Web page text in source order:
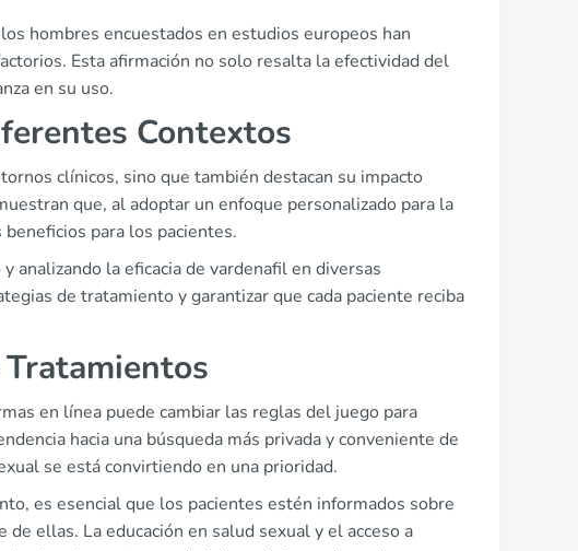
hombres encuestados en estudios europeos han
Esta afirmación no solo resalta la efectividad del
en su uso.
Contextos
clínicos, sino que también destacan su impacto
que, al adoptar un enfoque personalizado para la
para los pacientes.
analizando la eficacia de vardenafil en diversas
de tratamiento y garantizar que cada paciente reciba
en línea puede cambiar las reglas del juego para
hacia una búsqueda más privada y conveniente de
se está convirtiendo en una prioridad.
es esencial que los pacientes estén informados sobre
ellas. La educación en salud sexual y el acceso a